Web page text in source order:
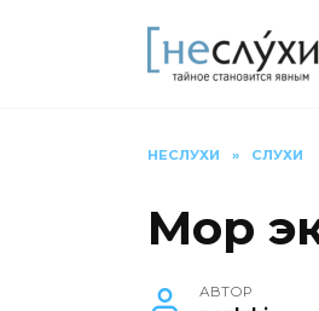
НЕСЛУХИ » СЛУХИ
Мор
АВТОР